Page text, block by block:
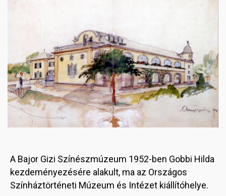
A Bajor Gizi Színészmúzeum 1952-ben Gobbi Hilda
kezdeményezésére alakult, ma az Országos
Színháztörténeti Múzeum és Intézet kiállítóhelye.